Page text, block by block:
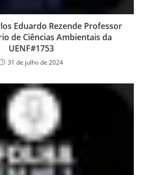
Eduardo Rezende Professor
de Ciências Ambientais da
UENF#1753
31 de julho de 2024